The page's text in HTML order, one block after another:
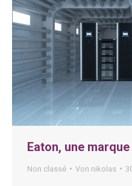
Eaton, une
Non classé Von nikolas